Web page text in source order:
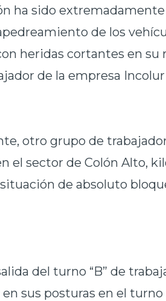
ha sido
de los
heridas cortantes en su
de la empresa
otro grupo de
el sector de Colón Alto,
de absoluto
del turno “B” de
sus posturas en el turno